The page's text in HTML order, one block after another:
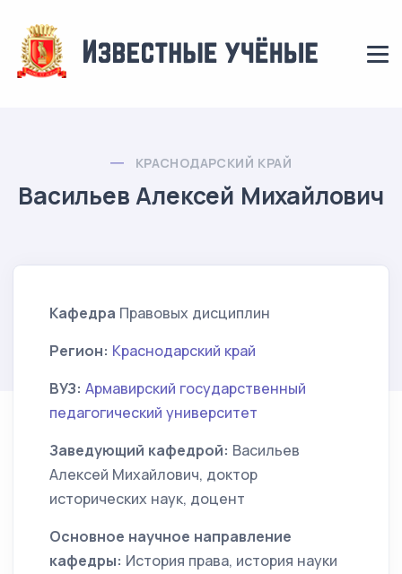
КРАСНОДАРСКИЙ КРАЙ
Васильев Алексей Михайлович
Кафедра Правовых дисциплин
Регион: Краснодарский край
ВУЗ: Армавирский государственный
педагогический университет
Заведующий кафедрой: Васильев
Алексей Михайлович, доктор
исторических наук, доцент
Основное научное направление
кафедры: История права, история науки